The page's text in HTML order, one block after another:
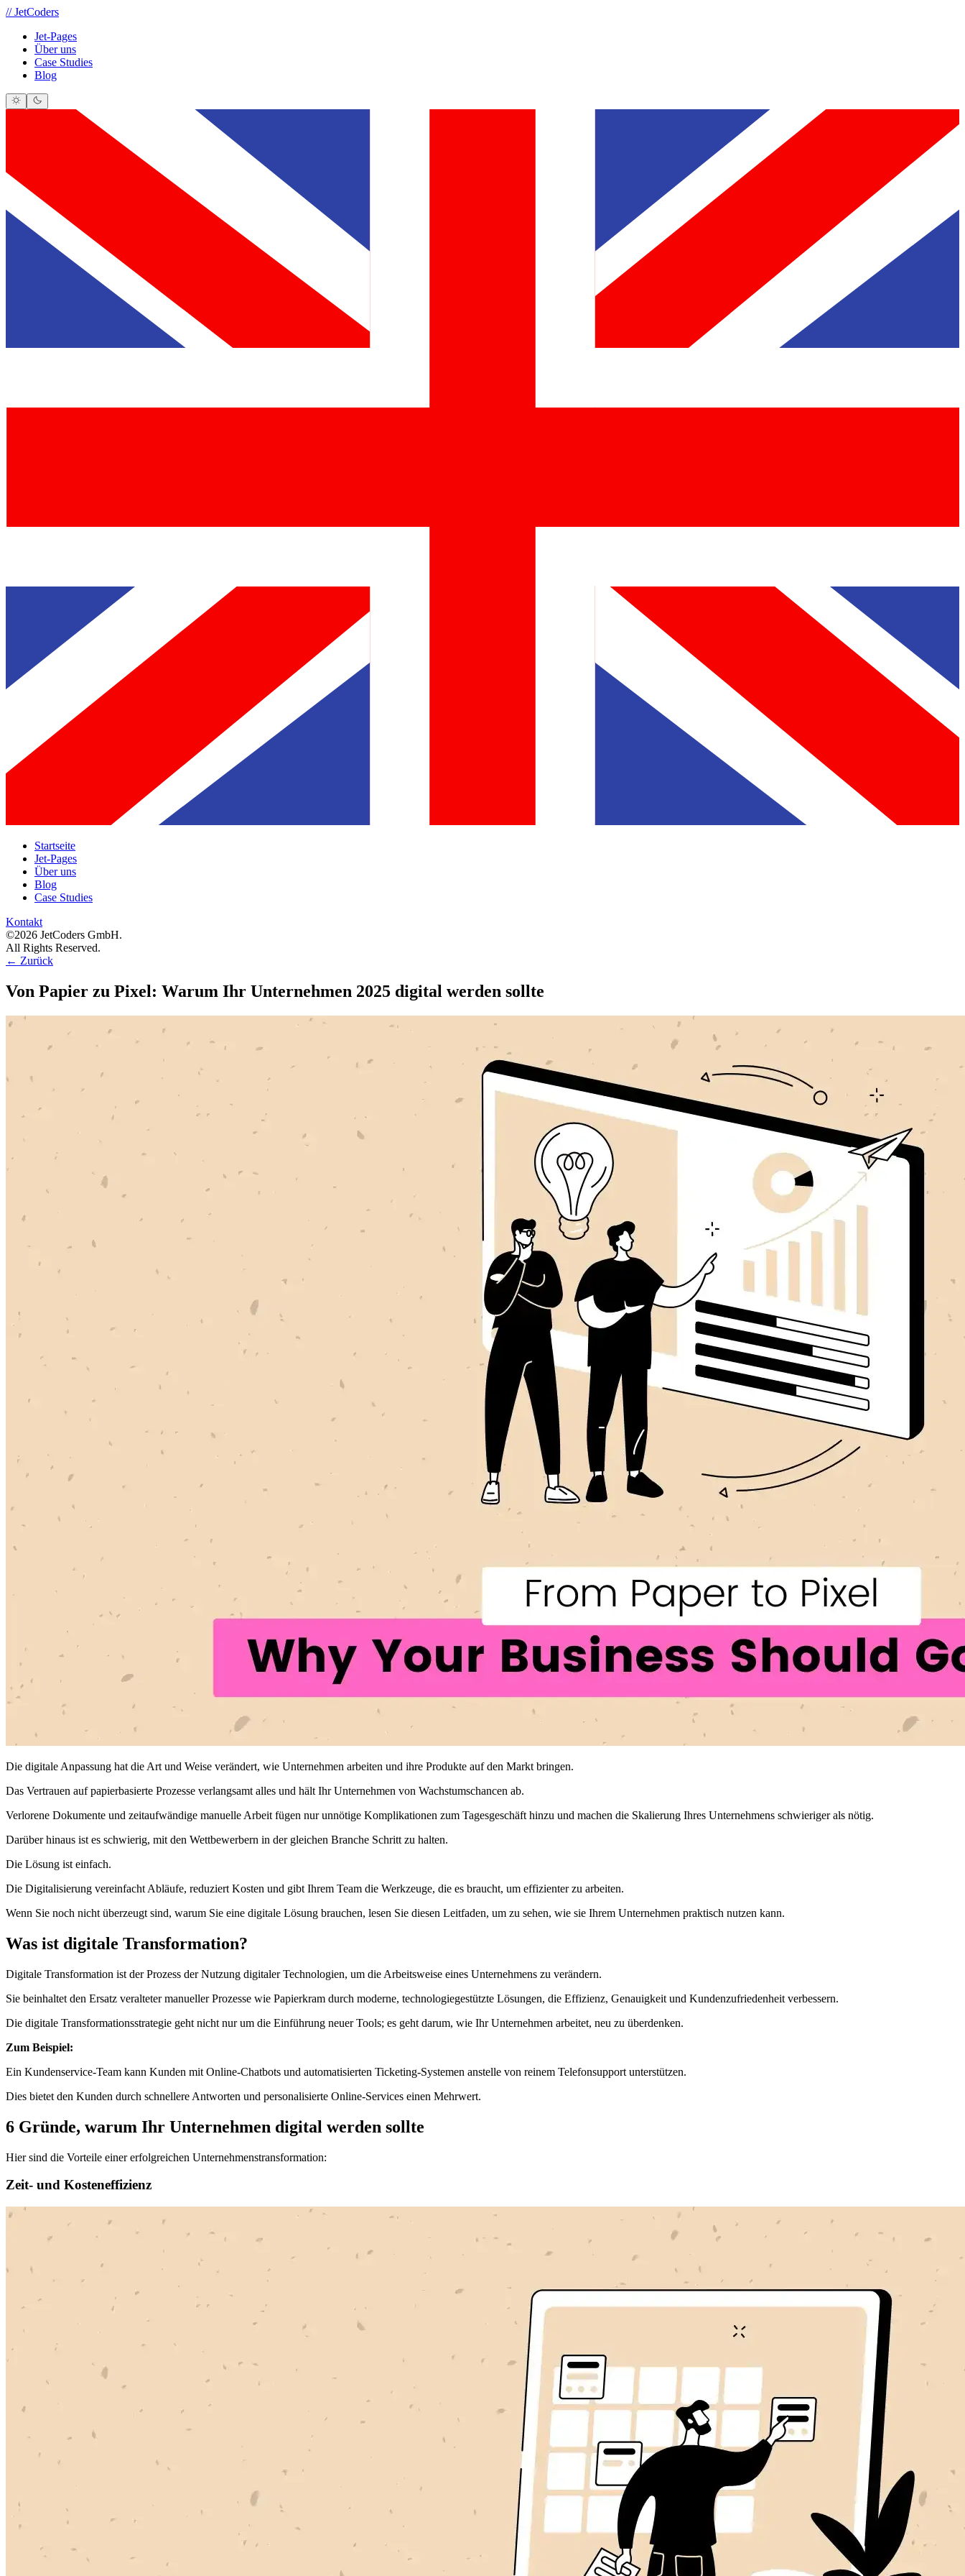
// JetCoders
Jet-Pages
Über uns
Case Studies
Blog
Startseite
Jet-Pages
Über uns
Blog
Case Studies
Kontakt
©2026 JetCoders GmbH.
All Rights Reserved.
← Zurück
Von Papier zu Pixel: Warum Ihr Unternehmen 2025 digital werden sollte
Die digitale Anpassung hat die Art und Weise verändert, wie Unternehmen arbeiten und ihre Produkte auf den Markt bringen.
Das Vertrauen auf papierbasierte Prozesse verlangsamt alles und hält Ihr Unternehmen von Wachstumschancen ab.
Verlorene Dokumente und zeitaufwändige manuelle Arbeit fügen nur unnötige Komplikationen zum Tagesgeschäft hinzu und machen die Skalierung Ihres Unternehmens schwieriger als nötig.
Darüber hinaus ist es schwierig, mit den Wettbewerbern in der gleichen Branche Schritt zu halten.
Die Lösung ist einfach.
Die Digitalisierung vereinfacht Abläufe, reduziert Kosten und gibt Ihrem Team die Werkzeuge, die es braucht, um effizienter zu arbeiten.
Wenn Sie noch nicht überzeugt sind, warum Sie eine digitale Lösung brauchen, lesen Sie diesen Leitfaden, um zu sehen, wie sie Ihrem Unternehmen praktisch nutzen kann.
Was ist digitale Transformation?
Digitale Transformation ist der Prozess der Nutzung digitaler Technologien, um die Arbeitsweise eines Unternehmens zu verändern.
Sie beinhaltet den Ersatz veralteter manueller Prozesse wie Papierkram durch moderne, technologiegestützte Lösungen, die Effizienz, Genauigkeit und Kundenzufriedenheit verbessern.
Die digitale Transformationsstrategie geht nicht nur um die Einführung neuer Tools; es geht darum, wie Ihr Unternehmen arbeitet, neu zu überdenken.
Zum Beispiel:
Ein Kundenservice-Team kann Kunden mit Online-Chatbots und automatisierten Ticketing-Systemen anstelle von reinem Telefonsupport unterstützen.
Dies bietet den Kunden durch schnellere Antworten und personalisierte Online-Services einen Mehrwert.
6 Gründe, warum Ihr Unternehmen digital werden sollte
Hier sind die Vorteile einer erfolgreichen Unternehmenstransformation:
Zeit- und Kosteneffizienz